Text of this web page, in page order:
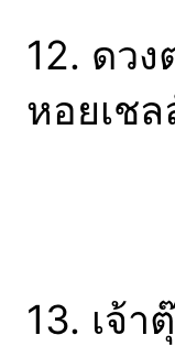
12. ดว
หอยเชล
13. เจ้